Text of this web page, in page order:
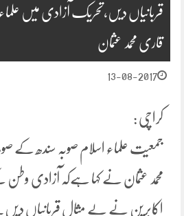
قربانیاں دیں،تحریک آزادی میں
قاری محمد عثمان
13-08-2017
کراچی :
جمعیت علماء اسلام صوبہ سندھ کے
محمد عثمان نے کہا ہےکہ آزادی
اکابرین نے بے مثال قربانیاں